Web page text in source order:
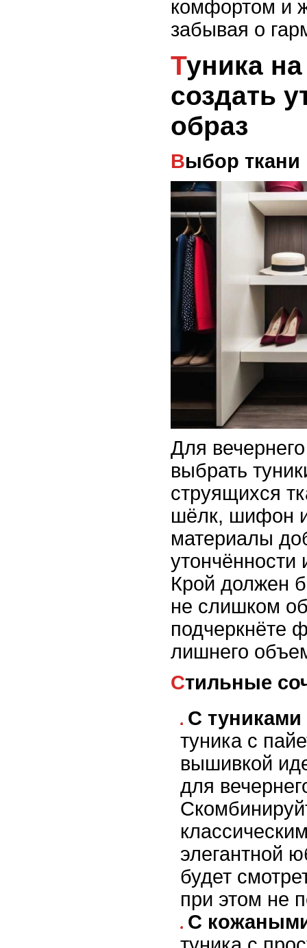
комфортом и
забывая о
Туника на вечер: как
создать
образ
Выбор
Для
выбрать
струящихся
шёлк, шифон
материалы
утончённости
Крой должен
не слишком
подчеркнёте
лишнего
Стильные
С
туника с
вышивкой
для
элегантной
будет
при этом не
С